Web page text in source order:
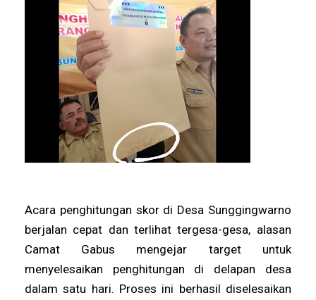
Acara penghitungan skor di Desa Sunggingwarno
berjalan cepat dan terlihat tergesa-gesa, alasan
Camat Gabus mengejar target untuk
menyelesaikan penghitungan di delapan desa
dalam satu hari. Proses ini berhasil diselesaikan